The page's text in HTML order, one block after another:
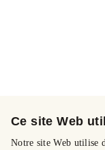
Ce site Web
Notre site Web utilise